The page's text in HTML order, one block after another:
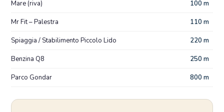
Mare (riva) 100 m
Mr Fit – Palestra 110 m
Spiaggia / Stabilimento Piccolo Lido 220 m
Benzina Q8 250 m
Parco Gondar 800 m